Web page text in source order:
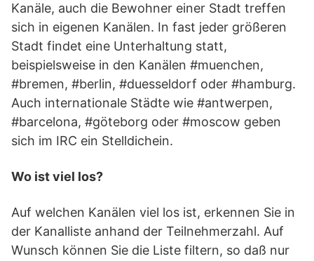
Kanäle, auch die Bewohner einer Stadt treffen
sich in eigenen Kanälen. In fast jeder größeren
Stadt findet eine Unterhaltung statt,
beispielsweise in den Kanälen #muenchen,
#bremen, #berlin, #duesseldorf oder #hamburg.
Auch internationale Städte wie #antwerpen,
#barcelona, #göteborg oder #moscow geben
sich im IRC ein Stelldichein.
Wo ist viel los?
Auf welchen Kanälen viel los ist, erkennen Sie in
der Kanalliste anhand der Teilnehmerzahl. Auf
Wunsch können Sie die Liste filtern, so daß nur